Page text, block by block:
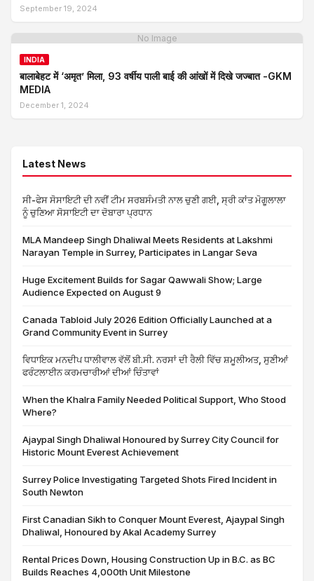
September 19, 2024
No Image
INDIA
बालाबेहट में ‘अमृत’ मिला, 93 वर्षीय पाली बाई की आंखों में दिखे जज्बात -GKM
MEDIA
December 1, 2024
Latest News
ਸੀ-ਫੇਸ ਸੋਸਾਇਟੀ ਦੀ ਨਵੀਂ ਟੀਮ ਸਰਬਸੰਮਤੀ ਨਾਲ ਚੁਣੀ ਗਈ, ਸ੍ਰੀ ਕਾਂਤ ਮੋਗੂਲਾਲਾ
ਨੂੰ ਚੁਣਿਆ ਸੋਸਾਇਟੀ ਦਾ ਦੋਬਾਰਾ ਪ੍ਰਧਾਨ
MLA Mandeep Singh Dhaliwal Meets Residents at Lakshmi
Narayan Temple in Surrey, Participates in Langar Seva
Huge Excitement Builds for Sagar Qawwali Show; Large
Audience Expected on August 9
Canada Tabloid July 2026 Edition Officially Launched at a
Grand Community Event in Surrey
ਵਿਧਾਇਕ ਮਨਦੀਪ ਧਾਲੀਵਾਲ ਵੱਲੋਂ ਬੀ.ਸੀ. ਨਰਸਾਂ ਦੀ ਰੈਲੀ ਵਿੱਚ ਸ਼ਮੂਲੀਅਤ, ਸੁਣੀਆਂ
ਫਰੰਟਲਾਈਨ ਕਰਮਚਾਰੀਆਂ ਦੀਆਂ ਚਿੰਤਾਵਾਂ
When the Khalra Family Needed Political Support, Who Stood
Where?
Ajaypal Singh Dhaliwal Honoured by Surrey City Council for
Historic Mount Everest Achievement
Surrey Police Investigating Targeted Shots Fired Incident in
South Newton
First Canadian Sikh to Conquer Mount Everest, Ajaypal Singh
Dhaliwal, Honoured by Akal Academy Surrey
Rental Prices Down, Housing Construction Up in B.C. as BC
Builds Reaches 4,000th Unit Milestone